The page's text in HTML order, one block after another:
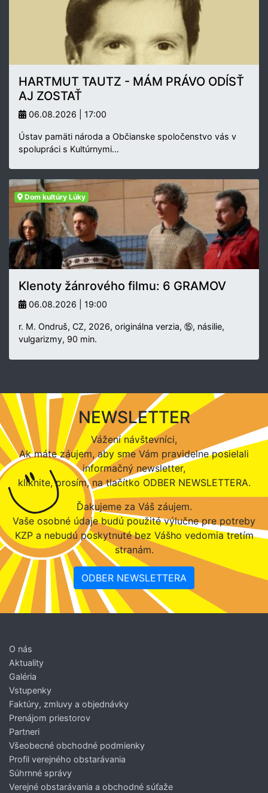
HARTMUT TAUTZ - MÁM PRÁVO ODÍSŤ
AJ ZOSTAŤ
06.08.2026 | 17:00
Ústav pamäti národa a Občianske spoločenstvo vás v
spolupráci s Kultúrnymi…
Dom kultúry Lúky
Klenoty žánrového filmu: 6 GRAMOV
06.08.2026 | 19:00
r. M. Ondruš, CZ, 2026, originálna verzia, ⑮, násilie,
vulgarizmy, 90 min.
NEWSLETTER
Vážení návštevníci,
Ak máte záujem, aby sme Vám pravidelne posielali
informačný newsletter,
kliknite, prosím, na tlačítko ODBER NEWSLETTERA.
Ďakujeme za Váš záujem.
Vaše osobné údaje budú použité výlučne pre potreby
KZP a nebudú poskytnuté bez Vášho vedomia tretím
stranám.
ODBER NEWSLETTERA
O nás
Aktuality
Galéria
Vstupenky
Faktúry, zmluvy a objednávky
Prenájom priestorov
Partneri
Všeobecné obchodné podmienky
Profil verejného obstarávania
Súhrnné správy
Verejné obstarávania a obchodné súťaže